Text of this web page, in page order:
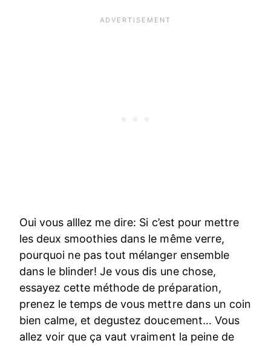
Oui vous alllez me dire: Si c’est pour mettre
les deux smoothies dans le même verre,
pourquoi ne pas tout mélanger ensemble
dans le blinder! Je vous dis une chose,
essayez cette méthode de préparation,
prenez le temps de vous mettre dans un coin
bien calme, et degustez doucement… Vous
allez voir que ça vaut vraiment la peine de